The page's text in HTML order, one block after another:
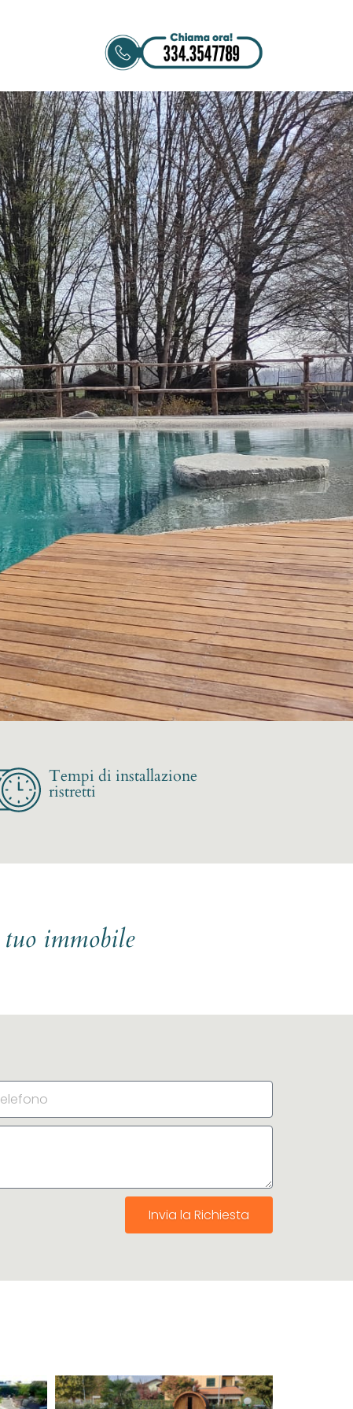
Tempi di installazione
ristretti
tuo immobile
Invia la Richiesta